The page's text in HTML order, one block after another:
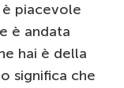
piacevole
è andata
hai è della
significa che